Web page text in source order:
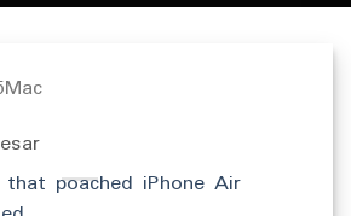
poached iPhone Air